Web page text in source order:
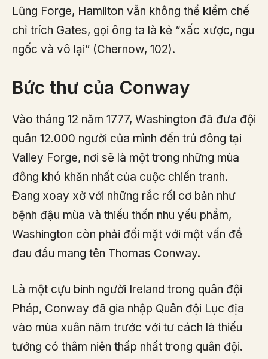
Lũng Forge, Hamilton vẫn không thể kiềm chế
chỉ trích Gates, gọi ông ta là kẻ “xấc xược, ngu
ngốc và vô lại” (Chernow, 102).
Bức thư của Conway
Vào tháng 12 năm 1777, Washington đã đưa đội
quân 12.000 người của mình đến trú đông tại
Valley Forge, nơi sẽ là một trong những mùa
đông khó khăn nhất của cuộc chiến tranh.
Đang xoay xở với những rắc rối cơ bản như
bệnh đậu mùa và thiếu thốn nhu yếu phẩm,
Washington còn phải đối mặt với một vấn đề
đau đầu mang tên Thomas Conway.
Là một cựu binh người Ireland trong quân đội
Pháp, Conway đã gia nhập Quân đội Lục địa
vào mùa xuân năm trước với tư cách là thiếu
tướng có thâm niên thấp nhất trong quân đội.